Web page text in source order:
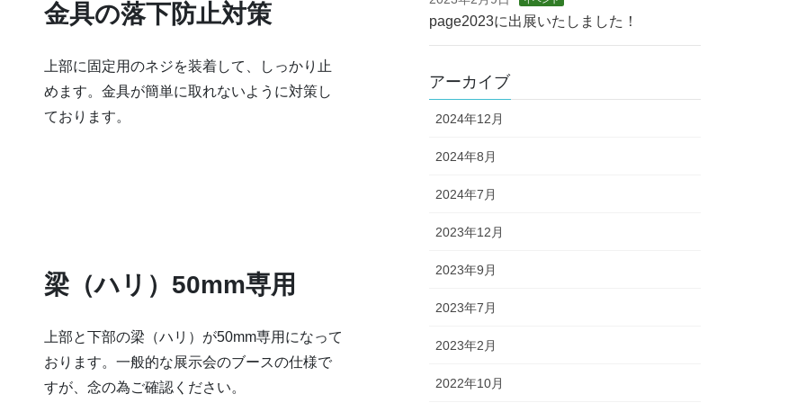
金具の落下防止対策
上部に固定用のネジを装着して、しっかり止
めます。金具が簡単に取れないように対策し
ております。
梁（ハリ）50mm専用
上部と下部の梁（ハリ）が50mm専用になって
おります。一般的な展示会のブースの仕様で
すが、念の為ご確認ください。
page2023に出展いたしました！
アーカイブ
2024年12月
2024年8月
2024年7月
2023年12月
2023年9月
2023年7月
2023年2月
2022年10月